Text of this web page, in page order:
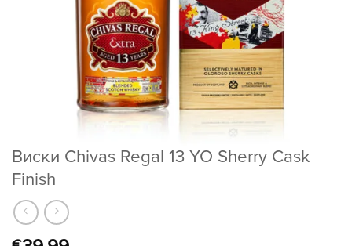
Виски Chivas Regal 13 YO Sherry Cask
Finish